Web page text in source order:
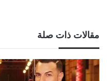
مقالات ذات صلة